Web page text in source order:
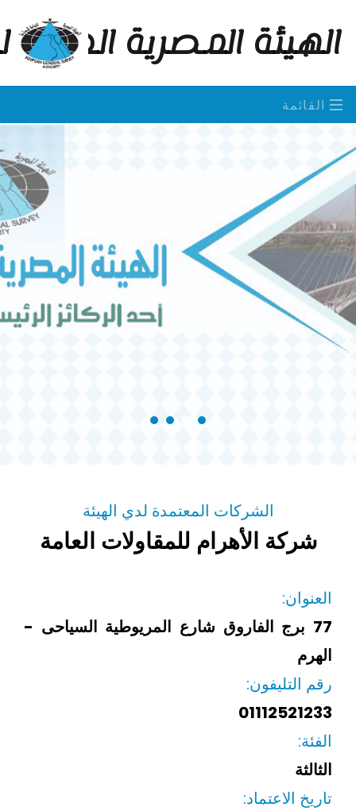
الهيئة المصرية
القائمة
الشركات المعتمدة لدي الهيئة
شركة الأهرام للمقاولات العامة
العنوان:
77 برج الفاروق شارع المريوطية السياحى -
الهرم
رقم التليفون:
01112521233
الفئة:
الثالثة
تاريخ الاعتماد: